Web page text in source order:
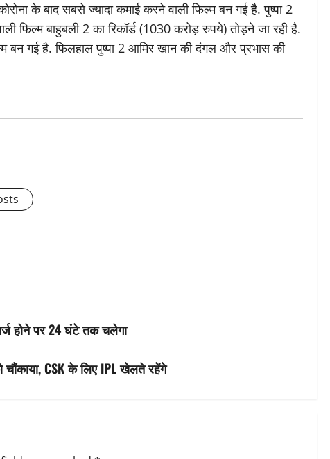
के बाद सबसे ज्यादा कमाई करने वाली फिल्म बन गई है. पुष्पा 2
फिल्म बाहुबली 2 का रिकॉर्ड (1030 करोड़ रुपये) तोड़ने जा रही है.
बन गई है. फिलहाल पुष्पा 2 आमिर खान की दंगल और प्रभास की
होने पर 24 घंटे तक चलेगा
CSK के लिए IPL खेलते रहेंगे